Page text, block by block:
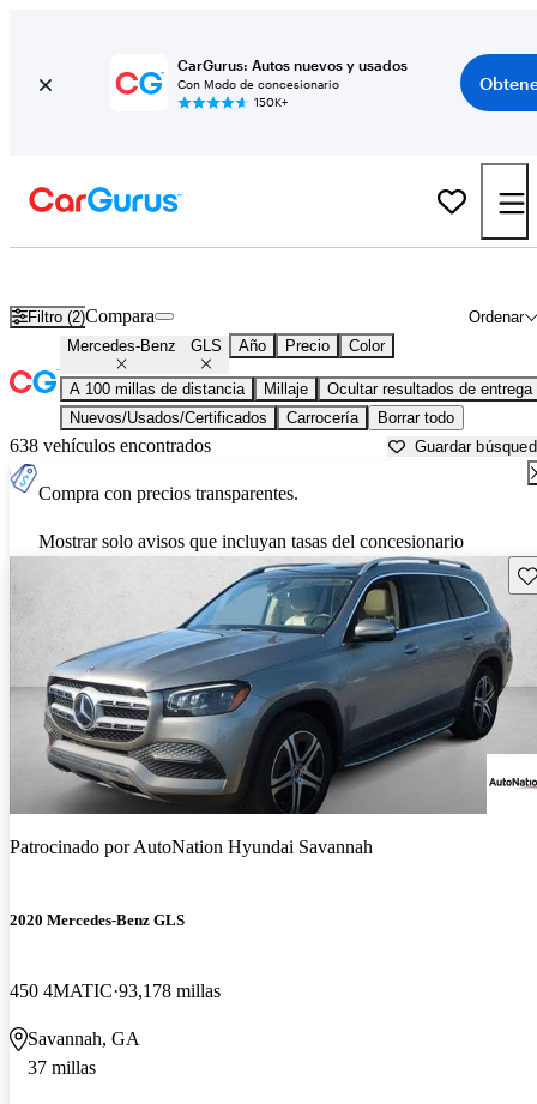
CarGurus: Autos nuevos y usados
Con Modo de concesionario
150K+
Filtro (2) Ordenar
Compara
Mercedes-Benz GLS Año Precio Color
A 100 millas de distancia Millaje
Ocultar resultados de entrega
Nuevos/Usados/Certificados
Carrocería Borrar todo
638 vehículos encontrados Guardar
Compra con precios transparentes.
Mostrar solo avisos que incluyan tasas del concesionario
Patrocinado porAutoNation Hyundai Savannah
2020 Mercedes-Benz GLS
450 4MATIC 93,178 millas
Savannah, GA
37 millas